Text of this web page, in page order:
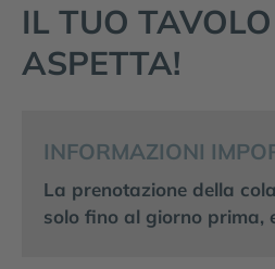
IL TUO
ASPETTA!
INFORMAZIONI
La prenotazione della
solo fino al giorno prima,